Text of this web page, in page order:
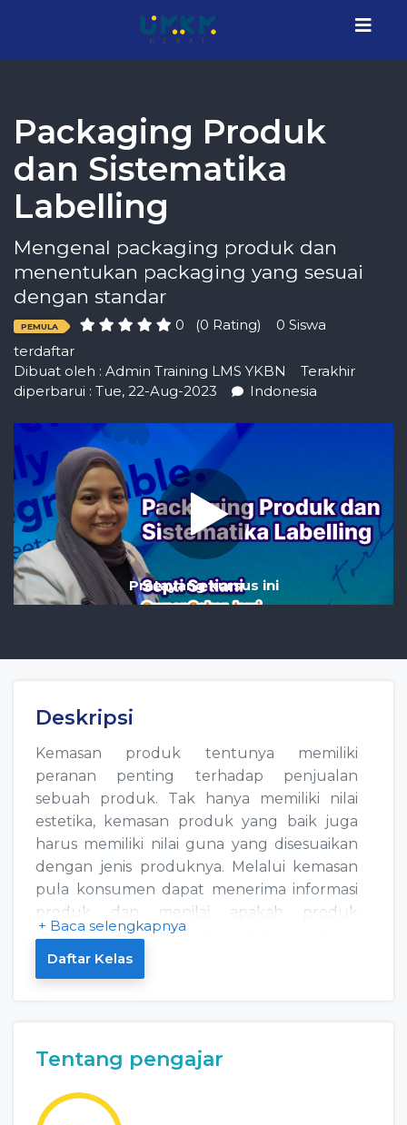
Packaging Produk
dan Sistematika
Labelling
Mengenal packaging produk dan
menentukan packaging yang sesuai
dengan standar
PEMULA 0 (0 Rating)
0 Siswa
terdaftar
Dibuat oleh : Admin Training LMS YKBN
Terakhir
diperbarui : Tue, 22-Aug-2023
Indonesia
Pratayang kursus ini
+ Baca selengkapnya
Deskripsi
Kemasan produk tentunya memiliki
peranan penting terhadap penjualan
sebuah produk. Tak hanya memiliki nilai
estetika, kemasan produk yang baik juga
harus memiliki nilai guna yang disesuaikan
dengan jenis produknya. Melalui kemasan
pula konsumen dapat menerima informasi
produk dan menilai apakah produk
tersebut layak dibeli atau tidak. Untuk itu
penting bagi UMKM memilih kemasan yang
cocok dengan jenis produk yang akan
termuat dalam sebuah kemasan produk?
Simak penjelasan lengkapnya hanya di
Kelas UMKM Hebat!
Daftar Kelas
Tentang pengajar